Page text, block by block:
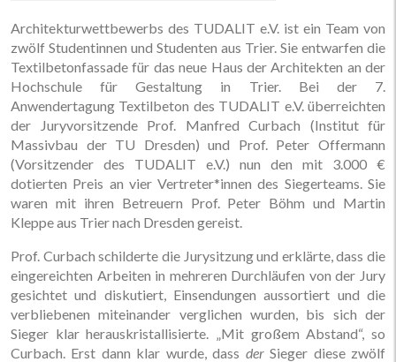
Architekturwettbewerbs des TUDALIT e.V. ist ein Team von
zwölf Studentinnen und Studenten aus Trier. Sie entwarfen die
Textilbetonfassade für das neue Haus der Architekten an der
Hochschule für Gestaltung in Trier. Bei der 7.
Anwendertagung Textilbeton des TUDALIT e.V. überreichten
der Juryvorsitzende Prof. Manfred Curbach (Institut für
Massivbau der TU Dresden) und Prof. Peter Offermann
(Vorsitzender des TUDALIT e.V.) nun den mit 3.000 €
dotierten Preis an vier Vertreter*innen des Siegerteams. Sie
waren mit ihren Betreuern Prof. Peter Böhm und Martin
Kleppe aus Trier nach Dresden gereist.
Prof. Curbach schilderte die Jurysitzung und erklärte, dass die
eingereichten Arbeiten in mehreren Durchläufen von der Jury
gesichtet und diskutiert, Einsendungen aussortiert und die
verbliebenen mitein­ander verglichen wurden, bis sich der
Sieger klar herauskristallisierte. „Mit großem Abstand“, so
Curbach. Erst dann klar wurde, dass derSieger diese zwölf